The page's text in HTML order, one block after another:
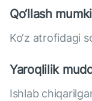
Qo‘llash
Ko‘z atrofidagi
Yaroqlilik
Ishlab